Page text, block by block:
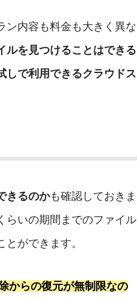
ン内容も料金も大きく異な
ルを見つけることはできる
しで利用できるクラウドス
きるのかも確認しておきま
らいの期間までのファイル
ができます。
からの復元が無制限なの